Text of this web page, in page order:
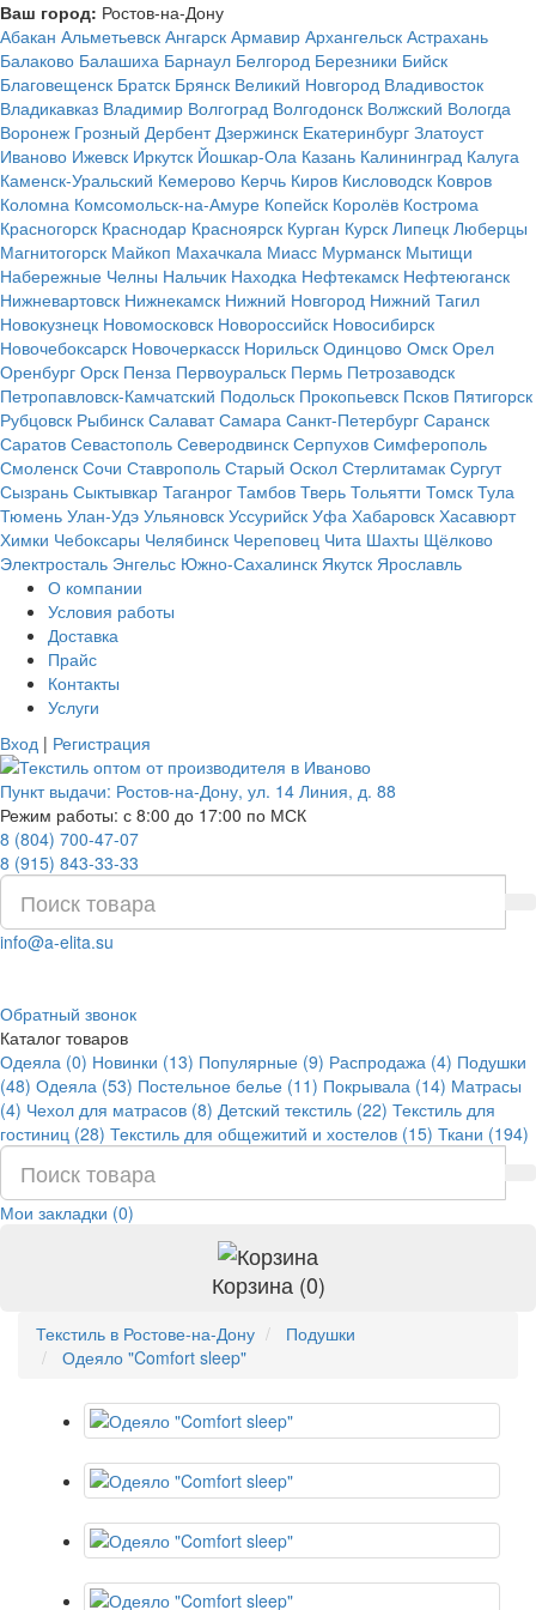
Ваш город: Ростов-на-Дону
Абакан Альметьевск Ангарск Армавир Архангельск Астрахань
Балаково Балашиха Барнаул Белгород Березники Бийск
Благовещенск Братск Брянск Великий Новгород Владивосток
Владикавказ Владимир Волгоград Волгодонск Волжский Вологда
Воронеж Грозный Дербент Дзержинск Екатеринбург Златоуст
Иваново Ижевск Иркутск Йошкар-Ола Казань Калининград Калуга
Каменск-Уральский Кемерово Керчь Киров Кисловодск Ковров
Коломна Комсомольск-на-Амуре Копейск Королёв Кострома
Красногорск Краснодар Красноярск Курган Курск Липецк Люберцы
Магнитогорск Майкоп Махачкала Миасс Мурманск Мытищи
Набережные Челны Нальчик Находка Нефтекамск Нефтеюганск
Нижневартовск Нижнекамск Нижний Новгород Нижний Тагил
Новокузнецк Новомосковск Новороссийск Новосибирск
Новочебоксарск Новочеркасск Норильск Одинцово Омск Орел
Оренбург Орск Пенза Первоуральск Пермь Петрозаводск
Петропавловск-Камчатский Подольск Прокопьевск Псков Пятигорск
Рубцовск Рыбинск Салават Самара Санкт-Петербург Саранск
Саратов Севастополь Северодвинск Серпухов Симферополь
Смоленск Сочи Ставрополь Старый Оскол Стерлитамак Сургут
Сызрань Сыктывкар Таганрог Тамбов Тверь Тольятти Томск Тула
Тюмень Улан-Удэ Ульяновск Уссурийск Уфа Хабаровск Хасавюрт
Химки Чебоксары Челябинск Череповец Чита Шахты Щёлково
Электросталь Энгельс Южно-Сахалинск Якутск Ярославль
О компании
Условия работы
Доставка
Прайс
Контакты
Услуги
Вход | Регистрация
Пункт выдачи: Ростов-на-Дону, ул. 14 Линия, д. 88
Режим работы: с 8:00 до 17:00 по МСК
8 (804) 700-47-07
8 (915) 843-33-33
info@a-elita.su
Обратный звонок
Каталог товаров
Одеяла (0) Новинки (13) Популярные (9) Распродажа (4) Подушки
(48) Одеяла (53) Постельное белье (11) Покрывала (14) Матрасы
(4) Чехол для матрасов (8) Детский текстиль (22) Текстиль для
гостиниц (28) Текстиль для общежитий и хостелов (15) Ткани (194)
Мои закладки (0)
Корзина (0)
Текстиль в Ростове-на-Дону
Подушки
Одеяло "Comfort sleep"